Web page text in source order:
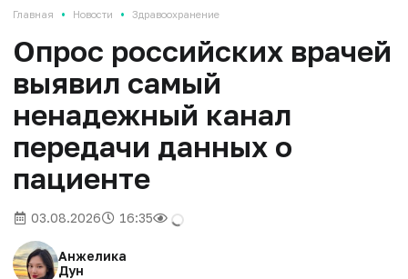
Главная • Новости • Здравоохранение
Опрос российских врачей
выявил самый
ненадежный канал
передачи данных о
пациенте
03.08.2026 16:35
Анжелика
Дун